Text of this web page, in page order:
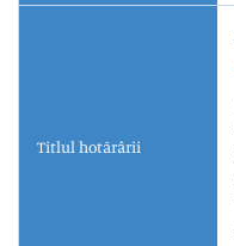
Titlul hotărârii